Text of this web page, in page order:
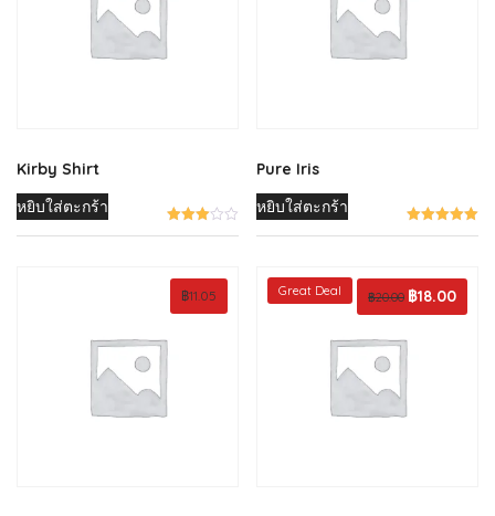
Kirby Shirt
หยิบใส่ตะกร้า
Pure Iris
หยิบใส่ตะกร้า
฿11.05 Great Deal ฿20.00 Original
price
฿18.00
price